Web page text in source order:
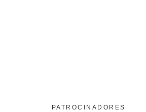
PATROCINADORES